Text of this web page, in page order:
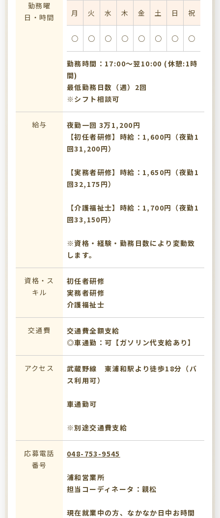
勤務曜
日・時間
月 火 水 木 金 土 日 祝
○ ○ ○ ○ ○ ○ ○ ○
勤務時間：17:00〜翌10:00 (休憩:1時
間)
最低勤務日数（週）2回
※シフト相談可
給与
夜勤一回 3万1,200円
【初任者研修】時給：1,600円（夜勤1
回31,200円）
【実務者研修】時給：1,650円（夜勤1
回32,175円）
【介護福祉士】時給：1,700円（夜勤1
回33,150円）
※資格・経験・勤務日数により変動致
します。
資格・ス
キル
初任者研修
実務者研修
介護福祉士
交通費
交通費全額支給
◎車通勤：可【ガソリン代支給あり】
アクセス
武蔵野線 東浦和駅より徒歩18分（バ
ス利用可）
車通勤可
※別途交通費支給
応募電話
番号
048-753-9545
浦和営業所
担当コーディネータ：親松
現在就業中の方、なかなか日中お時間